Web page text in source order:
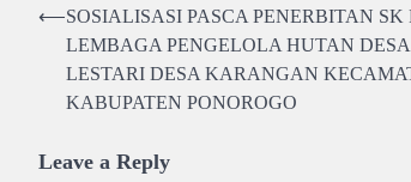
Post
navigation
⟵SOSIALISASI PASCA PENERBITAN
LEMBAGA PENGELOLA HUTAN
LESTARI DESA KARANGAN
KABUPATEN PONOROGO
Leave a Reply